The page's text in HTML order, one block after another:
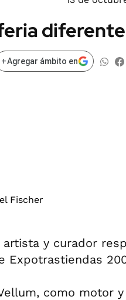
REPORT
diferente
+Agregar ámbito en
y curador
Expotrastiendas
como motor